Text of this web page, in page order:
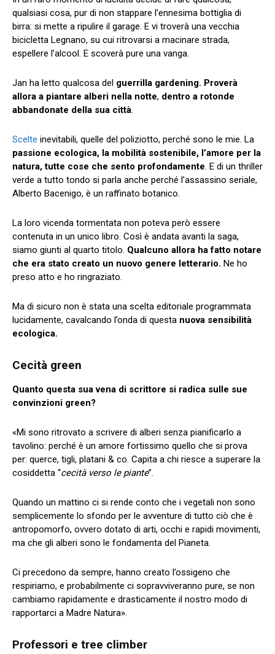
qualsiasi cosa, pur di non stappare l’ennesima bottiglia di
birra: si mette a ripulire il garage. E vi troverà una vecchia
bicicletta Legnano, su cui ritrovarsi a macinare strada,
espellere l’alcool. E scoverà pure una vanga.
Jan ha letto qualcosa del guerrilla gardening. Proverà
allora a piantare alberi nella notte, dentro a rotonde
abbandonate della sua città.
Scelte inevitabili, quelle del poliziotto, perché sono le mie. La
passione ecologica, la mobilità sostenibile, l’amore per la
natura, tutte cose che sento profondamente. E di un thriller
verde a tutto tondo si parla anche perché l’assassino seriale,
Alberto Bacenigo, è un raffinato botanico.
La loro vicenda tormentata non poteva però essere
contenuta in un unico libro. Così è andata avanti la saga,
siamo giunti al quarto titolo. Qualcuno allora ha fatto notare
che era stato creato un nuovo genere letterario. Ne ho
preso atto e ho ringraziato.
Ma di sicuro non è stata una scelta editoriale programmata
lucidamente, cavalcando l’onda di questa nuova sensibilità
ecologica.
Cecità green
Quanto questa sua vena di scrittore si radica sulle sue
convinzioni green?
«Mi sono ritrovato a scrivere di alberi senza pianificarlo a
tavolino: perché è un amore fortissimo quello che si prova
per: querce, tigli, platani & co. Capita a chi riesce a superare la
cosiddetta “cecità verso le piante”.
Quando un mattino ci si rende conto che i vegetali non sono
semplicemente lo sfondo per le avventure di tutto ciò che è
antropomorfo, ovvero dotato di arti, occhi e rapidi movimenti,
ma che gli alberi sono le fondamenta del Pianeta.
Ci precedono da sempre, hanno creato l’ossigeno che
respiriamo, e probabilmente ci sopravviveranno pure, se non
cambiamo rapidamente e drasticamente il nostro modo di
rapportarci a Madre Natura».
Professori e tree climber